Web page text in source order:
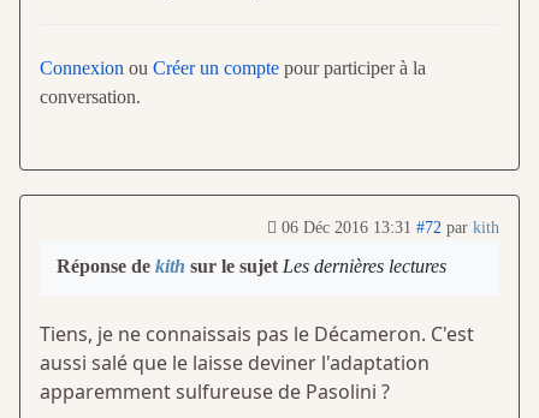
Connexion ou Créer un compte pour participer à la
conversation.
06 Déc 2016 13:31 #72 par kith
Réponse de kith sur le sujet Les dernières lectures
Tiens, je ne connaissais pas le Décameron. C'est
aussi salé que le laisse deviner l'adaptation
apparemment sulfureuse de Pasolini ?